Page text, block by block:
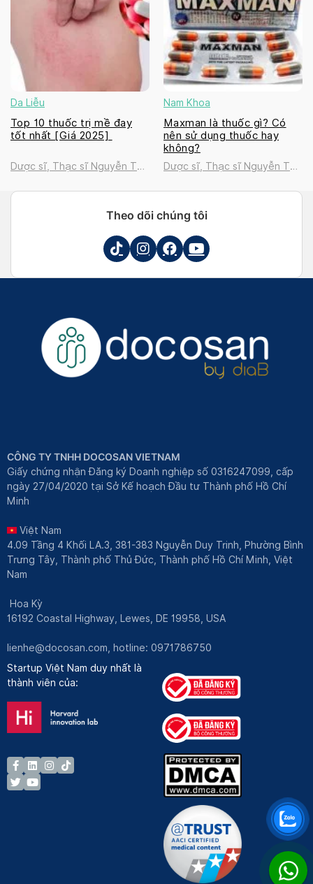
Da Liễu
Top 10 thuốc trị mề đay
tốt nhất [Giá 2025]
Dược sĩ, Thạc sĩ Nguyễn Thị
Nam Khoa
Maxman là thuốc gì? Có
nên sử dụng thuốc hay
không?
Dược sĩ, Thạc sĩ Nguyễn Thị
Theo dõi chúng tôi
CÔNG TY TNHH DOCOSAN VIETNAM
Giấy chứng nhận Đăng ký Doanh nghiệp số 0316247099, cấp
ngày 27/04/2020 tại Sở Kế hoạch Đầu tư Thành phố Hồ Chí
Minh
Việt Nam
4.09 Tầng 4 Khối LA.3, 381-383 Nguyễn Duy Trinh, Phường Bình
Trưng Tây, Thành phố Thủ Đức, Thành phố Hồ Chí Minh, Việt
Nam
Hoa Kỳ
16192 Coastal Highway, Lewes, DE 19958, USA
lienhe@docosan.com , hotline: 0971786750
Startup Việt Nam duy nhất là
thành viên của: